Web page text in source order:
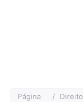
Página
/ Direito